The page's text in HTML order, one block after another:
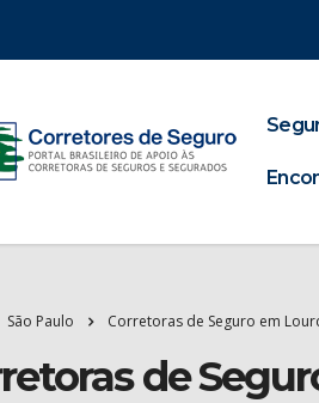
São Paulo Corretoras de Seguro em
de